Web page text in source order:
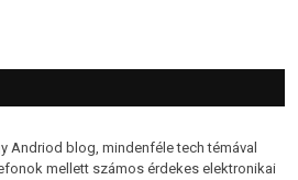
Andriod blog, mindenféle tech témával
mellett számos érdekes elektronikai